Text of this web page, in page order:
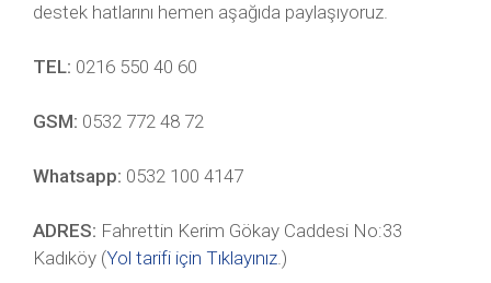
destek hatlarını hemen aşağıda paylaşıyoruz.
TEL: 0216 550 40 60
GSM: 0532 772 48 72
Whatsapp: 0532 100 4147
ADRES: Fahrettin Kerim Gökay Caddesi No:33
Kadıköy (Yol tarifi için Tıklayınız.)